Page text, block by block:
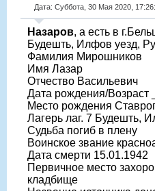
Дата: Суббота, 30 Мая 2020,
Назаров, а есть в
Будешть, Илфов уезд,
Фамилия Мирошников
Имя Лазар
Отчество Васильевич
Дата рождения/Возраст
Место рождения
Лагерь лаг. 7 Будешть,
Судьба погиб в плену
Воинское звание
Дата смерти 15.01.1942
Первичное место
кладбище